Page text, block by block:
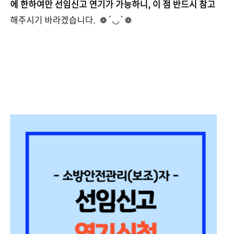
에 한하여만 선임신고 연기가 가능하니, 이 점 반드시 참고
해주시기 바라겠습니다. ❁´◡`❁